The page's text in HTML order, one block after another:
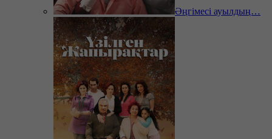
Әңгімесі ауылдың…